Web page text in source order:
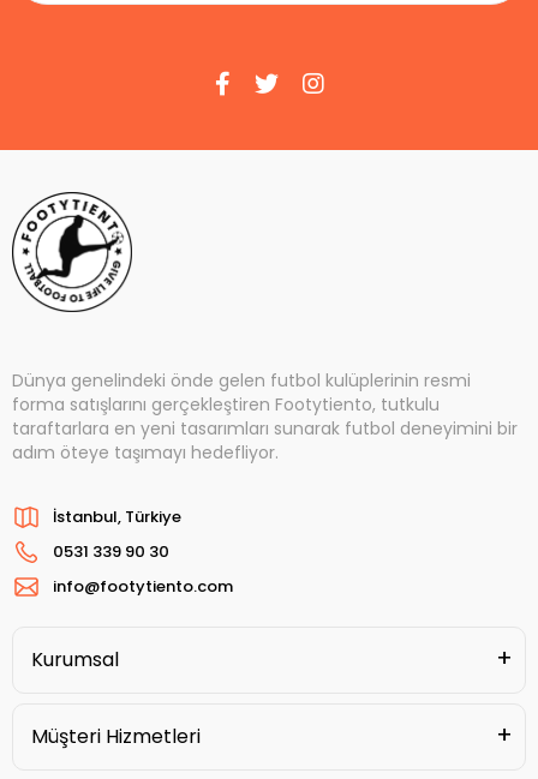
Dünya genelindeki önde gelen futbol kulüplerinin resmi
forma satışlarını gerçekleştiren Footytiento, tutkulu
taraftarlara en yeni tasarımları sunarak futbol deneyimini bir
adım öteye taşımayı hedefliyor.
İstanbul, Türkiye
0531 339 90 30
info@footytiento.com
Kurumsal
Müşteri Hizmetleri